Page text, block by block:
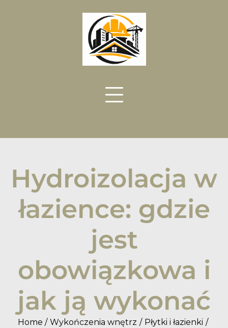
Hydroizolacja w
łazience: gdzie
jest
obowiązkowa i
jak ją wykonać
Home Wykończenia wnętrz
Płytki i łazienki